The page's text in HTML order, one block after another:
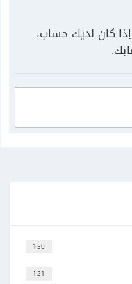
كان لديك حساب،
150
121